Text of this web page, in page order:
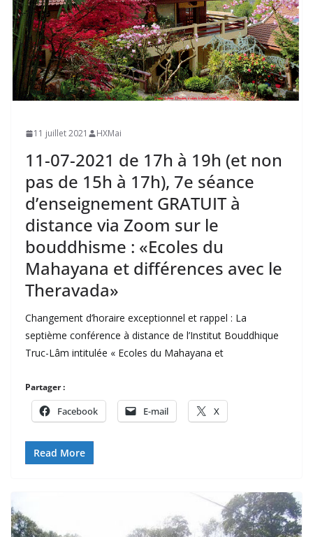
11 juillet 2021 HXMai
11-07-2021 de 17h à 19h (et non
pas de 15h à 17h), 7e séance
d’enseignement GRATUIT à
distance via Zoom sur le
bouddhisme : «Ecoles du
Mahayana et différences avec le
Theravada»
Changement d’horaire exceptionnel et rappel : La
septième conférence à distance de l’Institut Bouddhique
Truc-Lâm intitulée « Ecoles du Mahayana et
Partager :
Facebook E-mail X
Read More